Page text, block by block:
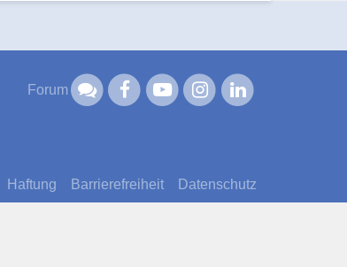
Forum
Haftung Barrierefreiheit Datenschutz